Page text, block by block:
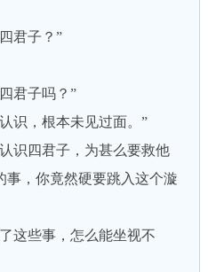
君子？”
君子吗？”
，根本未见过面。”
四君子，为甚么要救他
事，你竟然硬要跳入这个漩
些事，怎么能坐视不